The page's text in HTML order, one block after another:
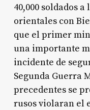
40,000 soldados
orientales con
que el primer
una importante
incidente de
Segunda Guerra
precedentes se
rusos violaran el